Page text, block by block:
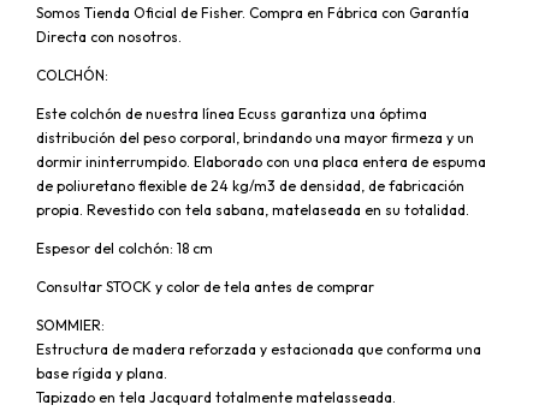
Somos Tienda Oficial de Fisher. Compra en Fábrica con Garantía
Directa con nosotros.
COLCHÓN:
Este colchón de nuestra línea Ecuss garantiza una óptima
distribución del peso corporal, brindando una mayor firmeza y un
dormir ininterrumpido. Elaborado con una placa entera de espuma
de poliuretano flexible de 24 kg/m3 de densidad, de fabricación
propia. Revestido con tela sabana, matelaseada en su totalidad.
Espesor del colchón: 18 cm
Consultar STOCK y color de tela antes de comprar
SOMMIER:
Estructura de madera reforzada y estacionada que conforma una
base rígida y plana.
Tapizado en tela Jacquard totalmente matelasseada.